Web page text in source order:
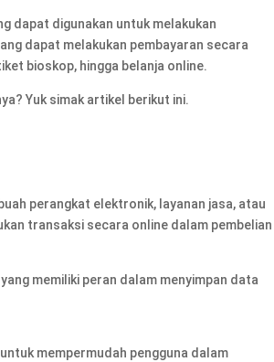
dapat digunakan untuk melakukan
dapat melakukan pembayaran secara
bioskop, hingga belanja online.
Yuk simak artikel berikut ini.
perangkat elektronik, layanan jasa, atau
transaksi secara online dalam pembelian
memiliki peran dalam menyimpan data
mempermudah pengguna dalam